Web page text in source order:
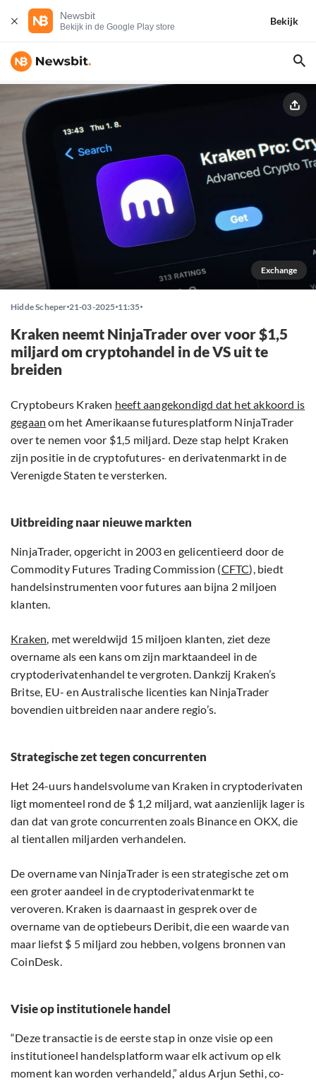
Newsbit
Bekijk in de Google Play store
Bekijk
Exchange
Hidde Scheper 21-03-2025 11:35
Kraken neemt NinjaTrader over voor $1,5
miljard om cryptohandel in de VS uit te
breiden
Cryptobeurs Kraken heeft aangekondigd dat het akkoord is
gegaan om het Amerikaanse futuresplatform NinjaTrader
over te nemen voor $1,5 miljard. Deze stap helpt Kraken
zijn positie in de cryptofutures- en derivatenmarkt in de
Verenigde Staten te versterken.
Uitbreiding naar nieuwe markten
NinjaTrader, opgericht in 2003 en gelicentieerd door de
Commodity Futures Trading Commission (CFTC), biedt
handelsinstrumenten voor futures aan bijna 2 miljoen
klanten.
Kraken, met wereldwijd 15 miljoen klanten, ziet deze
overname als een kans om zijn marktaandeel in de
cryptoderivatenhandel te vergroten. Dankzij Kraken’s
Britse, EU- en Australische licenties kan NinjaTrader
bovendien uitbreiden naar andere regio’s.
Strategische zet tegen concurrenten
Het 24-uurs handelsvolume van Kraken in cryptoderivaten
ligt momenteel rond de $ 1,2 miljard, wat aanzienlijk lager is
dan dat van grote concurrenten zoals Binance en OKX, die
al tientallen miljarden verhandelen.
De overname van NinjaTrader is een strategische zet om
een groter aandeel in de cryptoderivatenmarkt te
veroveren. Kraken is daarnaast in gesprek over de
overname van de optiebeurs Deribit, die een waarde van
maar liefst $ 5 miljard zou hebben, volgens bronnen van
CoinDesk.
Visie op institutionele handel
“Deze transactie is de eerste stap in onze visie op een
institutioneel handelsplatform waar elk activum op elk
moment kan worden verhandeld,” aldus Arjun Sethi, co-